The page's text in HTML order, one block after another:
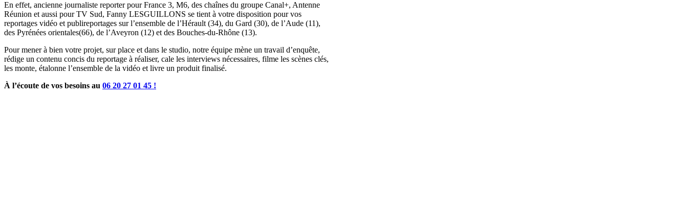
En effet, ancienne journaliste reporter pour France 3, M6, des chaînes du groupe Canal+, Antenne
Réunion et aussi pour TV Sud, Fanny LESGUILLONS se tient à votre disposition pour vos
reportages vidéo et publireportages sur l’ensemble de l’Hérault (34), du Gard (30), de l’Aude (11),
des Pyrénées orientales(66), de l’Aveyron (12) et des Bouches-du-Rhône (13).
Pour mener à bien votre projet, sur place et dans le studio, notre équipe mène un travail d’enquête,
rédige un contenu concis du reportage à réaliser, cale les interviews nécessaires, filme les scènes clés,
les monte, étalonne l’ensemble de la vidéo et livre un produit finalisé.
À l’écoute de vos besoins au 06 20 27 01 45 !